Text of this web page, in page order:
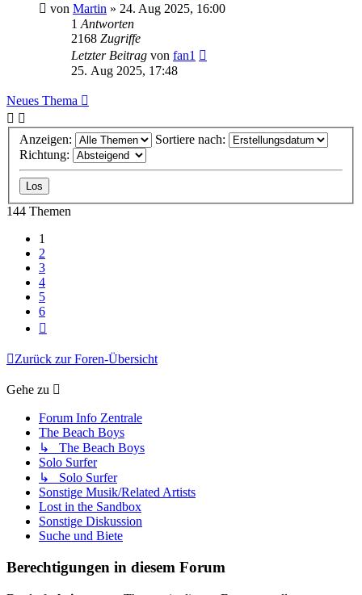
von Martin » 24. Aug 2025, 16:00
1 Antworten
2168 Zugriffe
Letzter Beitrag von fan1
25. Aug 2025, 17:48
Neues Thema
Anzeigen:
Sortiere nach:
Richtung:
144 Themen
1
2
3
4
5
6
Zurück zur Foren-Übersicht
Gehe zu
Forum Info Zentrale
The Beach Boys
↳ The Beach Boys
Solo Surfer
↳ Solo Surfer
Sonstige Musik/Related Artists
Lost in the Sandbox
Sonstige Diskussion
Suche und Biete
Berechtigungen in diesem Forum